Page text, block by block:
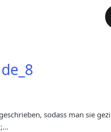
sodass man sie